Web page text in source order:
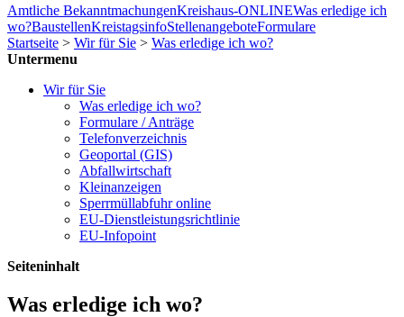
Amtliche BekanntmachungenKreishaus-ONLINEWas erledige ich
wo?BaustellenKreistagsinfoStellenangeboteFormulare
Startseite > Wir für Sie > Was erledige ich wo?
Untermenu
Wir für Sie
Was erledige ich wo?
Formulare / Anträge
Telefonverzeichnis
Geoportal (GIS)
Abfallwirtschaft
Kleinanzeigen
Sperrmüllabfuhr online
EU-Dienstleistungsrichtlinie
EU-Infopoint
Seiteninhalt
Was erledige ich wo?